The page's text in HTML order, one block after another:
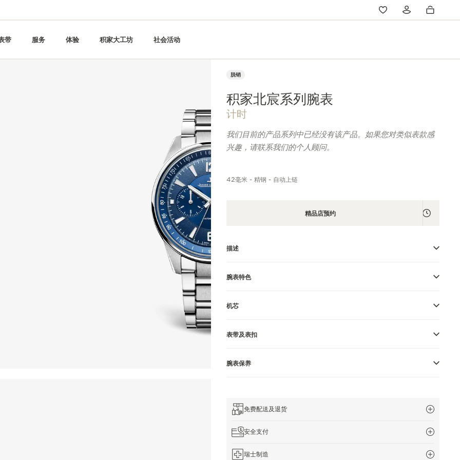
带 服务 体验 积家大工坊 社会活动
脱销
积家北宸系列腕表
计时
我们目前的产品系列中已经没有该产品。如果您对类似表款感
兴趣，请联系我们的个人顾问。
42毫米 - 精钢 - 自动上链
精品店预约
描述
腕表特色
机芯
表带及表扣
腕表保养
免费配送及退货
安全支付
瑞士制造